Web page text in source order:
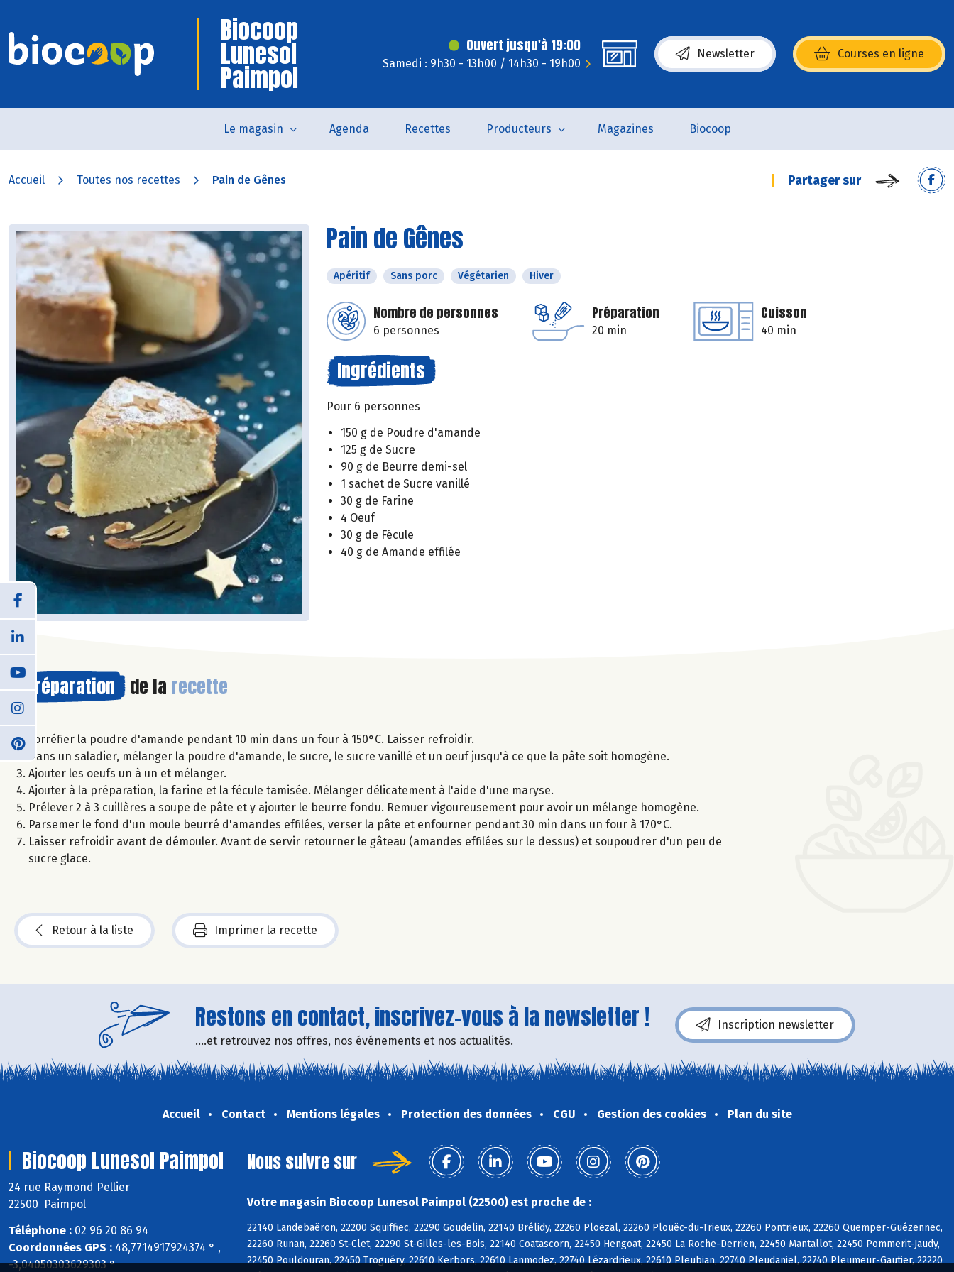
Biocoop
Lunesol
Paimpol
Ouvert jusqu'à 19:00
Samedi : 9h30 - 13h00 / 14h30 - 19h00
Newsletter Courses en ligne
(s’ouvre dans une nouvelle fenêtre)
Le magasin Agenda Recettes Producteurs Magazines Biocoop
Accueil Toutes nos recettes Pain de Gênes Partager sur
Pain de Gênes
Apéritif Sans porc Végétarien Hiver
Nombre de personnes
6 personnes
Préparation
20 min
Cuisson
40 min
Ingrédients
Pour 6 personnes
150 g de Poudre d'amande
125 g de Sucre
90 g de Beurre demi-sel
1 sachet de Sucre vanillé
30 g de Farine
4 Oeuf
30 g de Fécule
40 g de Amande effilée
Préparation de la recette
Torréfier la poudre d'amande pendant 10 min dans un four à 150°C. Laisser refroidir.
Dans un saladier, mélanger la poudre d'amande, le sucre, le sucre vanillé et un oeuf jusqu'à ce que la pâte soit homogène.
Ajouter les oeufs un à un et mélanger.
Ajouter à la préparation, la farine et la fécule tamisée. Mélanger délicatement à l'aide d'une maryse.
Prélever 2 à 3 cuillères a soupe de pâte et y ajouter le beurre fondu. Remuer vigoureusement pour avoir un mélange homogène.
Parsemer le fond d'un moule beurré d'amandes effilées, verser la pâte et enfourner pendant 30 min dans un four à 170°C.
Laisser refroidir avant de démouler. Avant de servir retourner le gâteau (amandes effilées sur le dessus) et soupoudrer d'un peu de
sucre glace.
Retour à la liste Imprimer la recette
Restons en contact, inscrivez-vous à la newsletter !
....et retrouvez nos offres, nos événements et nos actualités.
Inscription newsletter
Accueil Contact Mentions légales Protection des données CGU Gestion des cookies Plan du site
Biocoop Lunesol Paimpol
24 rue Raymond Pellier
22500 Paimpol
Téléphone : 02 96 20 86 94
Coordonnées GPS : 48,7714917924374 ° ,
-3,04050303629303 °
Nous suivre sur
Votre magasin Biocoop Lunesol Paimpol (22500) est proche de :
22140 Landebaëron, 22200 Squiffiec, 22290 Goudelin, 22140 Brélidy, 22260 Ploëzal, 22260 Plouëc-du-Trieux, 22260 Pontrieux, 22260 Quemper-Guézennec,
22260 Runan, 22260 St-Clet, 22290 St-Gilles-les-Bois, 22140 Coatascorn, 22450 Hengoat, 22450 La Roche-Derrien, 22450 Mantallot, 22450 Pommerit-Jaudy,
22450 Pouldouran, 22450 Troguéry, 22610 Kerbors, 22610 Lanmodez, 22740 Lézardrieux, 22610 Pleubian, 22740 Pleudaniel, 22740 Pleumeur-Gautier, 22220